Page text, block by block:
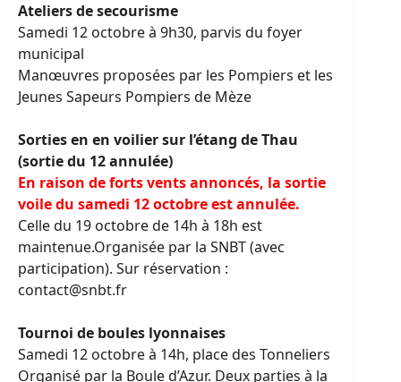
Ateliers de secourisme
Samedi 12 octobre à 9h30, parvis du foyer
municipal
Manœuvres proposées par les Pompiers et les
Jeunes Sapeurs Pompiers de Mèze
Sorties en en voilier sur l’étang de Thau
(sortie du 12 annulée)
En raison de forts vents annoncés, la sortie
voile du samedi 12 octobre est annulée.
Celle du 19 octobre de 14h à 18h est
maintenue.Organisée par la SNBT (avec
participation). Sur réservation :
contact@snbt.fr
Tournoi de boules lyonnaises
Samedi 12 octobre à 14h, place des Tonneliers
Organisé par la Boule d’Azur. Deux parties à la